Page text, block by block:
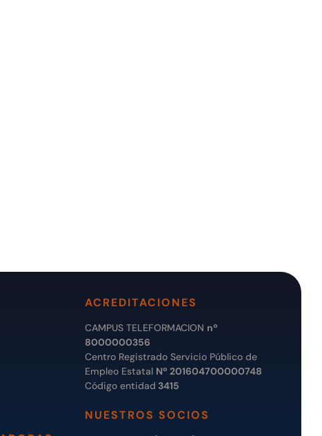
ACREDITACIONES
CAMPUS TELEFORMACION nº
8000000356
Centro Registrado Servicio Público de
Empleo Estatal Nº 201604700000748
Código entidad 3415
NUESTROS SOCIOS